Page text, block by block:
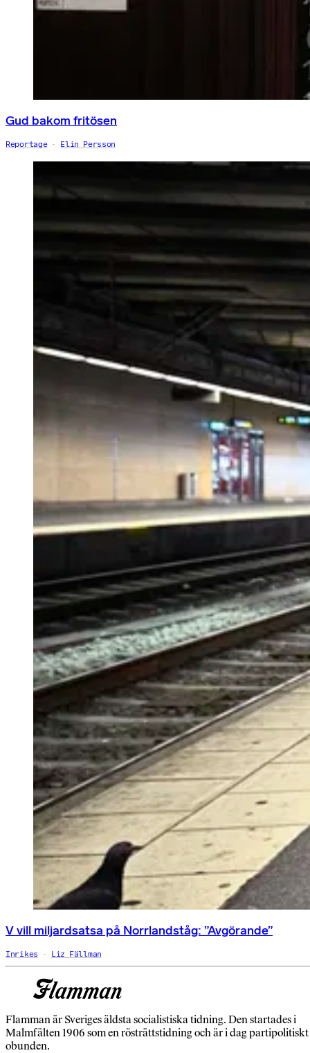
Gud bakom fritösen
Reportage Elin Persson
V vill miljardsatsa på Norrlandståg: ”Avgörande”
Inrikes Liz Fällman
Flamman är Sveriges äldsta socialistiska tidning. Den startades i
Malmfälten 1906 som en rösträttstidning och är i dag partipolitiskt
obunden.